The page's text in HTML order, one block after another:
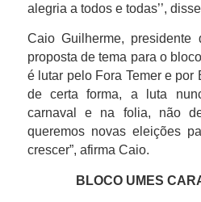
alegria a todos e todas’’,
Caio Guilherme,
proposta de tema para o
é lutar pelo Fora Temer e por
de certa forma, a luta
carnaval e na folia, não
queremos novas eleições
crescer”, afirma Caio.
BLOCO UMES